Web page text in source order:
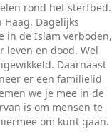
rond het sterfbed.
Dagelijks
in de Islam verboden,
leven en dood. Wel
Daarnaast
er een familielid
we je mee in de
is om mensen te
om kunt gaan.